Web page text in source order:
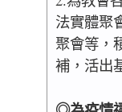
法實體聚
聚會等，
補，活出